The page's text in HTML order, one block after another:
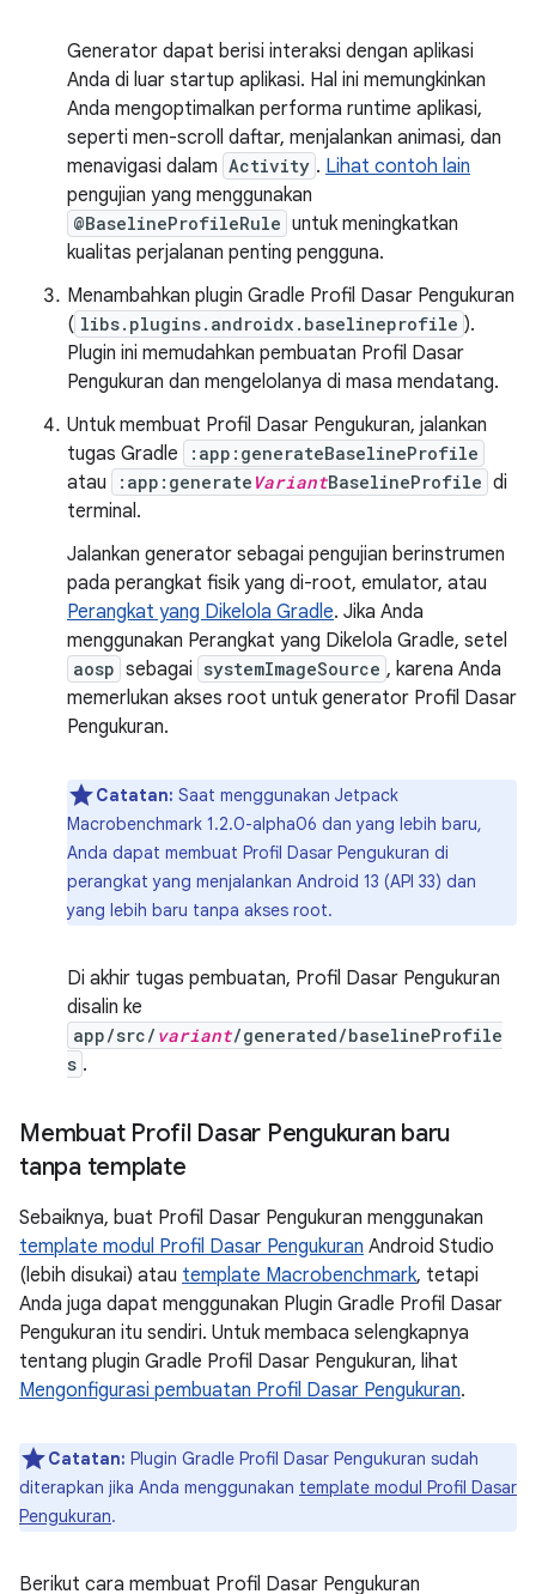
Generator dapat berisi interaksi dengan aplikasi
Anda di luar startup aplikasi. Hal ini memungkinkan
Anda mengoptimalkan performa runtime aplikasi,
seperti men-scroll daftar, menjalankan animasi, dan
menavigasi dalam Activity . Lihat contoh lain
pengujian yang menggunakan
@BaselineProfileRule untuk meningkatkan
kualitas perjalanan penting pengguna.
Menambahkan plugin Gradle Profil Dasar Pengukuran
( libs.plugins.androidx.baselineprofile ).
Plugin ini memudahkan pembuatan Profil Dasar
Pengukuran dan mengelolanya di masa mendatang.
Untuk membuat Profil Dasar Pengukuran, jalankan
tugas Gradle
:app:generateBaselineProfile
atau :app:generate VariantBaselineProfile di
terminal.
Jalankan generator sebagai pengujian berinstrumen
pada perangkat fisik yang di-root, emulator, atau
Perangkat yang Dikelola Gradle. Jika Anda
menggunakan Perangkat yang Dikelola Gradle, setel
aosp sebagai systemImageSource , karena Anda
memerlukan akses root untuk generator Profil Dasar
Pengukuran.
Catatan: Saat menggunakan Jetpack
Macrobenchmark 1.2.0-alpha06 dan yang lebih baru,
Anda dapat membuat Profil Dasar Pengukuran di
perangkat yang menjalankan Android 13 (API 33) dan
yang lebih baru tanpa akses root.
Di akhir tugas pembuatan, Profil Dasar Pengukuran
disalin ke
app/src/ variant/generated/baselineProfile
s .
Membuat Profil Dasar Pengukuran baru
tanpa template
Sebaiknya, buat Profil Dasar Pengukuran menggunakan
template modul Profil Dasar Pengukuran Android Studio
(lebih disukai) atau template Macrobenchmark, tetapi
Anda juga dapat menggunakan Plugin Gradle Profil Dasar
Pengukuran itu sendiri. Untuk membaca selengkapnya
tentang plugin Gradle Profil Dasar Pengukuran, lihat
Mengonfigurasi pembuatan Profil Dasar Pengukuran.
Catatan: Plugin Gradle Profil Dasar Pengukuran sudah
diterapkan jika Anda menggunakan template modul Profil Dasar
Pengukuran.
Berikut cara membuat Profil Dasar Pengukuran